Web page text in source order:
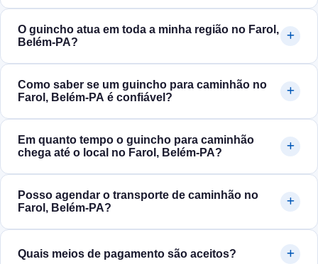
O guincho atua em toda a minha região no Farol,
Belém‑PA?
Como saber se um guincho para caminhão no
Farol, Belém‑PA é confiável?
Em quanto tempo o guincho para caminhão
chega até o local no Farol, Belém‑PA?
Posso agendar o transporte de caminhão no
Farol, Belém‑PA?
Quais meios de pagamento são aceitos?